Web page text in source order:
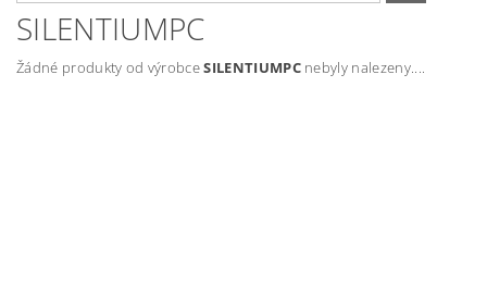
SILENTIUMPC
Žádné produkty od výrobceSILENTIUMPCnebyly nalezeny....